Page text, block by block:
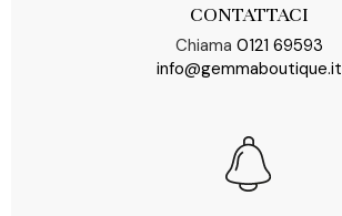
CONTATTACI
Chiama 0121 69593
info@gemmaboutique.it